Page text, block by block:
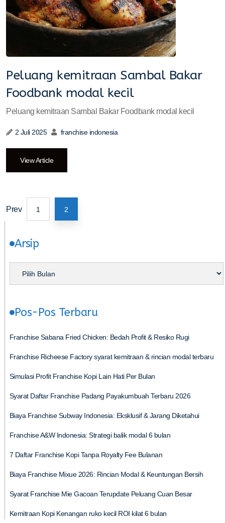
Peluang kemitraan Sambal Bakar
Foodbank modal kecil
Peluang kemitraan Sambal Bakar Foodbank modal kecil
2 Juli 2025 franchise indonesia
View Article
Prev 1 2
Arsip
Pos-Pos Terbaru
Franchise Sabana Fried Chicken: Bedah Profit & Resiko Rugi
Franchise Richeese Factory syarat kemitraan & rincian modal terbaru
Simulasi Profit Franchise Kopi Lain Hati Per Bulan
Syarat Daftar Franchise Padang Payakumbuah Terbaru 2026
Biaya Franchise Subway Indonesia: Eksklusif & Jarang Diketahui
Franchise A&W Indonesia: Strategi balik modal 6 bulan
7 Daftar Franchise Kopi Tanpa Royalty Fee Bulanan
Biaya Franchise Mixue 2026: Rincian Modal & Keuntungan Bersih
Syarat Franchise Mie Gacoan Terupdate Peluang Cuan Besar
Kemitraan Kopi Kenangan ruko kecil ROI kilat 6 bulan